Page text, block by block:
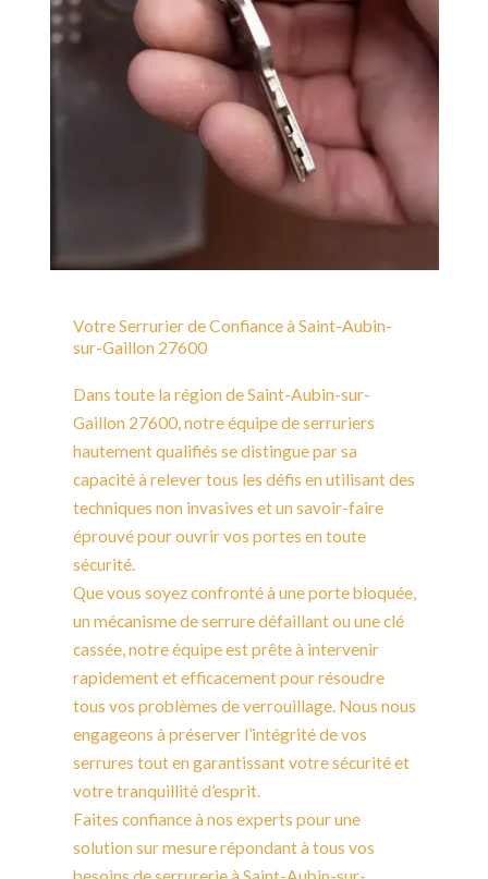
Votre Serrurier de Confiance à Saint-Aubin-
sur-Gaillon 27600
Dans toute la région de Saint-Aubin-sur-
Gaillon 27600, notre équipe de serruriers
hautement qualifiés se distingue par sa
capacité à relever tous les défis en utilisant des
techniques non invasives et un savoir-faire
éprouvé pour ouvrir vos portes en toute
sécurité.
Que vous soyez confronté à une porte bloquée,
un mécanisme de serrure défaillant ou une clé
cassée, notre équipe est prête à intervenir
rapidement et efficacement pour résoudre
tous vos problèmes de verrouillage. Nous nous
engageons à préserver l’intégrité de vos
serrures tout en garantissant votre sécurité et
votre tranquillité d’esprit.
Faites confiance à nos experts pour une
solution sur mesure répondant à tous vos